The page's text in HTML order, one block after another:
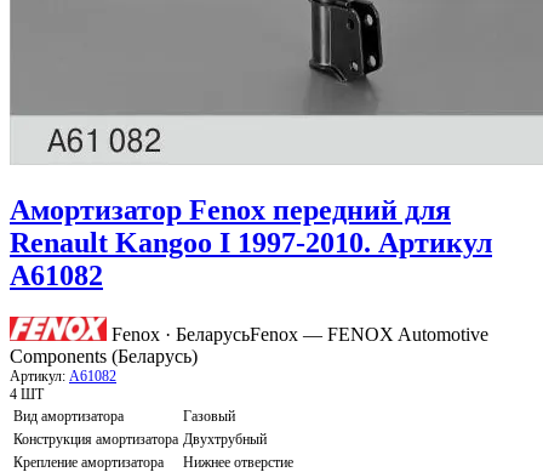
Амортизатор Fenox передний для
Renault Kangoo I 1997-2010. Артикул
A61082
Fenox · БеларусьFenox — FENOX Automotive
Components (Беларусь)
Артикул: A61082
4 ШТ
Вид амортизатора
Газовый
Конструкция амортизатора Двухтрубный
Крепление амортизатора
Нижнее отверстие